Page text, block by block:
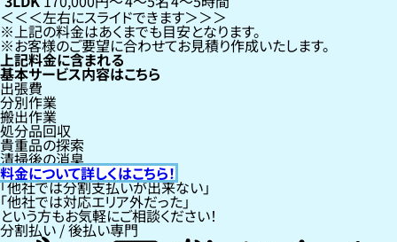
左右にスライドできます
上記の料金はあくまでも目安となります。
お客様のご要望に合わせてお見積り作成いたします。
上記料金に含まれる
基本サービス内容はこちら
出張費
分別作業
搬出作業
処分品回収
貴重品の探索
清掃後の消臭
料金について詳しくはこちら！
「他社では分割支払いが出来ない」
「他社では対応エリア外だった」
という方もお気軽にご相談ください！
分割払い / 後払い専門